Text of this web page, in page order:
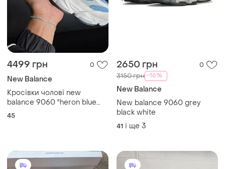
4499 грн 0
New Balance
Кросівки чолові new
balance 9060 "heron blue
шкіряні сірі повсякденні
45
2650 грн 0
3150 грн -16%
New Balance
New balance 9060 grey
black white
41 і ще 3